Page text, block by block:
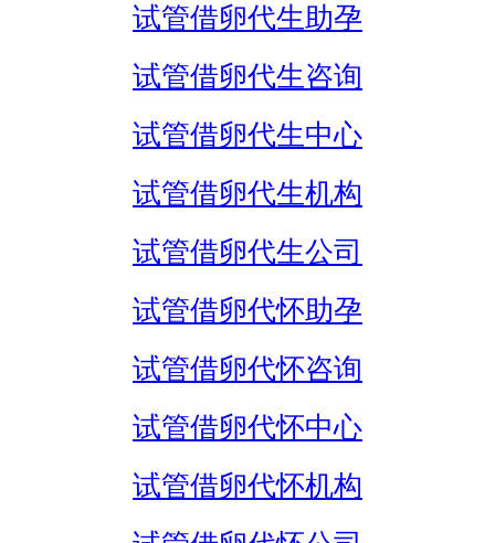
试管借卵代生助孕
试管借卵代生咨询
试管借卵代生中心
试管借卵代生机构
试管借卵代生公司
试管借卵代怀助孕
试管借卵代怀咨询
试管借卵代怀中心
试管借卵代怀机构